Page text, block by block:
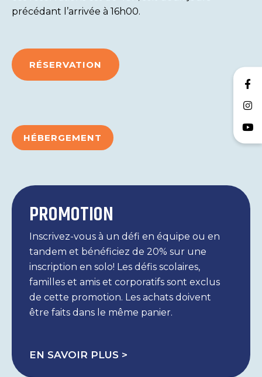
précédant l’arrivée à 16h00.
RÉSERVATION
HÉBERGEMENT
PROMOTION
Inscrivez-vous à un défi en équipe ou en
tandem et bénéficiez de 20% sur une
inscription en solo! Les défis scolaires,
familles et amis et corporatifs sont exclus
de cette promotion. Les achats doivent
être faits dans le même panier.
EN SAVOIR PLUS >